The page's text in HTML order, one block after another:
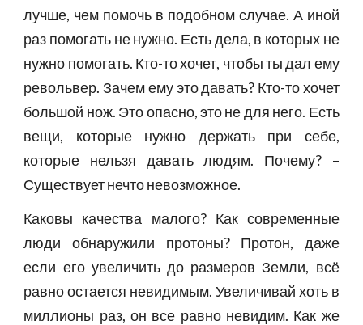
лучше, чем помочь в подобном случае. А иной
раз помогать не нужно. Есть дела, в которых не
нужно помогать. Кто-то хочет, чтобы ты дал ему
револьвер. Зачем ему это давать? Кто-то хочет
большой нож. Это опасно, это не для него. Есть
вещи, которые нужно держать при себе,
которые нельзя давать людям. Почему? –
Существует нечто невозможное.
Каковы качества малого? Как современные
люди обнаружили протоны? Протон, даже
если его увеличить до размеров Земли, всё
равно остается невидимым. Увеличивай хоть в
миллионы раз, он все равно невидим. Как же